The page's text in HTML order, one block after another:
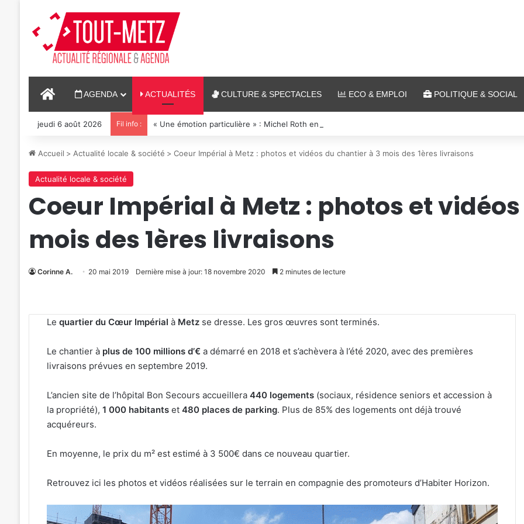
ACCUEILAGENDA ACTUALITÉS CULTURE & SPECTACLES ECO & EMPLOI POLITIQUE & SOCIAL
jeudi 6 août 2026 Fil info : « Une émotion particulière » : Michel Roth en cuisine pour le grand dîner caritatif de la FIM 2026
Accueil > Actualité locale & société > Coeur Impérial à Metz : photos et vidéos du chantier à 3 mois des 1ères livraisons
Actualité locale & société
Coeur Impérial à Metz : photos et
mois des 1ères livraisons
Corinne A. 20 mai 2019 Dernière mise à jour: 18 novembre 2020 2 minutes de lecture
Le quartier du Cœur Impérial à Metz se dresse. Les gros œuvres sont terminés.
Le chantier à plus de 100 millions d’€a démarré en 2018 et s’achèvera à l’été 2020, avec des premières
livraisons prévues en septembre 2019.
L’ancien site de l’hôpital Bon Secours accueillera 440 logements(sociaux, résidence seniors et accession à
la propriété), 1 000 habitantset 480 places de parking. Plus de 85% des logements ont déjà trouvé
acquéreurs.
En moyenne, le prix du m² est estimé à 3 500€ dans ce nouveau quartier.
Retrouvez ici les photos et vidéos réalisées sur le terrain en compagnie des promoteurs d’Habiter Horizon.
«
Tout-